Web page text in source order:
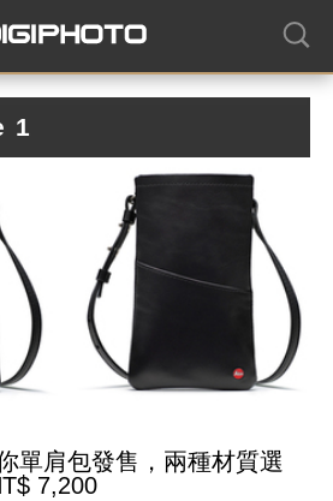
1
單肩包發售，兩種材質選
7,200